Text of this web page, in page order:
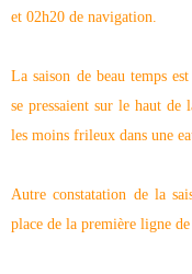
et 02h20 de navigation.
La saison de beau temps
se pressaient sur le haut
les moins frileux dans une
Autre constatation de la
place de la première ligne